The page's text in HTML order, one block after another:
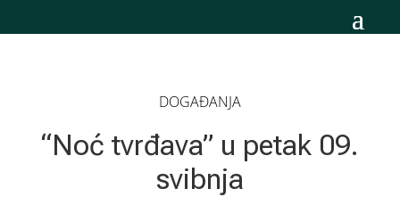
DOGAĐANJA
“Noć tvrđava” u petak 09.
svibnja